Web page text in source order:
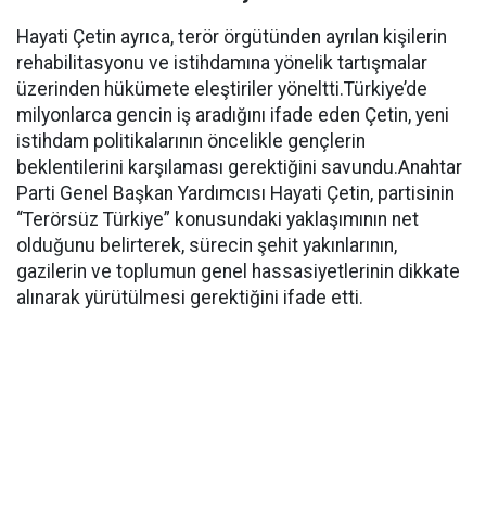
Hayati Çetin ayrıca, terör örgütünden ayrılan kişilerin
rehabilitasyonu ve istihdamına yönelik tartışmalar
üzerinden hükümete eleştiriler yöneltti.Türkiye’de
milyonlarca gencin iş aradığını ifade eden Çetin, yeni
istihdam politikalarının öncelikle gençlerin
beklentilerini karşılaması gerektiğini savundu.Anahtar
Parti Genel Başkan Yardımcısı Hayati Çetin, partisinin
“Terörsüz Türkiye” konusundaki yaklaşımının net
olduğunu belirterek, sürecin şehit yakınlarının,
gazilerin ve toplumun genel hassasiyetlerinin dikkate
alınarak yürütülmesi gerektiğini ifade etti.